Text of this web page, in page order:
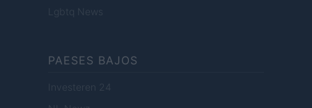
Lgbtq News
PAESES BAJOS
Investeren 24